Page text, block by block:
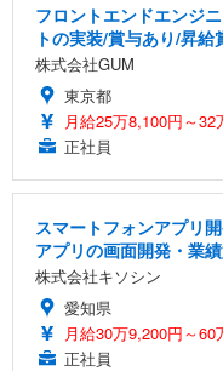
フロントエンドエンジ
トの実装/賞与あり/昇
株式会社GUM
東京都
月給25万8,100円～32
正社員
スマートフォンアプリ
アプリの画面開発・業
株式会社キソシン
愛知県
月給30万9,200円～60
正社員